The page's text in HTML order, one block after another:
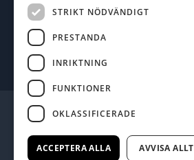
Säkra betalningar :
STRIKT NÖDVÄNDIGT
PRESTANDA
INRIKTNING
FUNKTIONER
OKLASSIFICERADE
ACCEPTERA ALLA AVVISA ALLT